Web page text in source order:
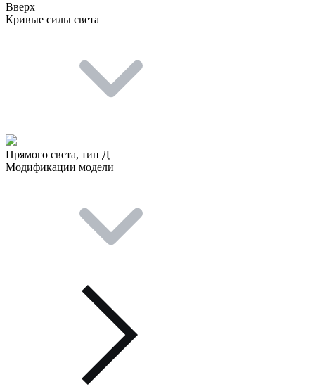
Вверх
Кривые силы света
Прямого света, тип Д
Модификации модели